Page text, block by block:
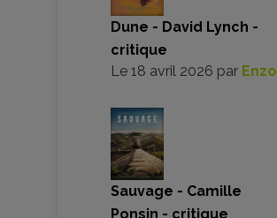
Dune - David Lynch -
critique
Le 18 avril 2026 par Enzo
Sauvage - Camille
Ponsin - critique